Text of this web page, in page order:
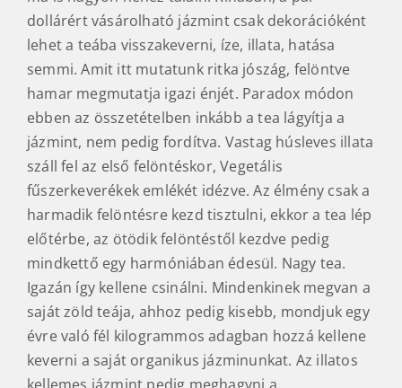
dollárért vásárolható jázmint csak dekorációként
lehet a teába visszakeverni, íze, illata, hatása
semmi. Amit itt mutatunk ritka jószág, felöntve
hamar megmutatja igazi énjét. Paradox módon
ebben az összetételben inkább a tea lágyítja a
jázmint, nem pedig fordítva. Vastag húsleves illata
száll fel az első felöntéskor, Vegetális
fűszerkeverékek emlékét idézve. Az élmény csak a
harmadik felöntésre kezd tisztulni, ekkor a tea lép
előtérbe, az ötödik felöntéstől kezdve pedig
mindkettő egy harmóniában édesül. Nagy tea.
Igazán így kellene csinálni. Mindenkinek megvan a
saját zöld teája, ahhoz pedig kisebb, mondjuk egy
évre való fél kilogrammos adagban hozzá kellene
keverni a saját organikus jázminunkat. Az illatos
kellemes jázmint pedig meghagyni a